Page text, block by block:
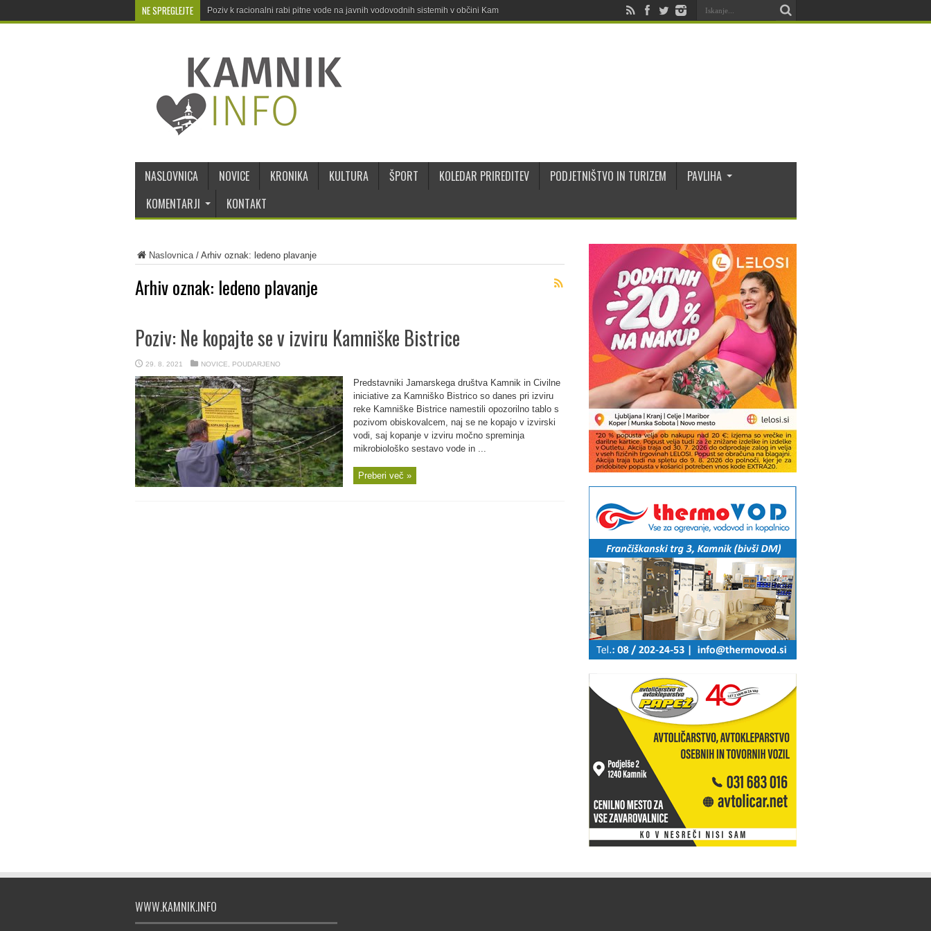
NE SPREGLEJTE Poziv k racionalni rabi pitne vode na javnih vodovodnih sistemih v občini Kamnik
NASLOVNICA NOVICE KRONIKA KULTURA ŠPORT KOLEDAR PRIREDITEV PODJETNIŠTVO IN TURIZEM
PAVLIHA
KOMENTARJI
KONTAKT
Naslovnica/ Arhiv oznak: ledeno plavanje
Arhiv oznak: ledeno plavanje
Poziv: Ne kopajte se v izviru Kamniške Bistrice
29. 8. 2021 NOVICE POUDARJENO
Predstavniki Jamarskega društva Kamnik in Civilne
iniciative za Kamniško Bistrico so danes pri izviru
reke Kamniške Bistrice namestili opozorilno tablo s
pozivom obiskovalcem, naj se ne kopajo v izvirski
vodi, saj kopanje v izviru močno spreminja
mikrobiološko sestavo vode in ...
Preberi več »
WWW.KAMNIK.INFO